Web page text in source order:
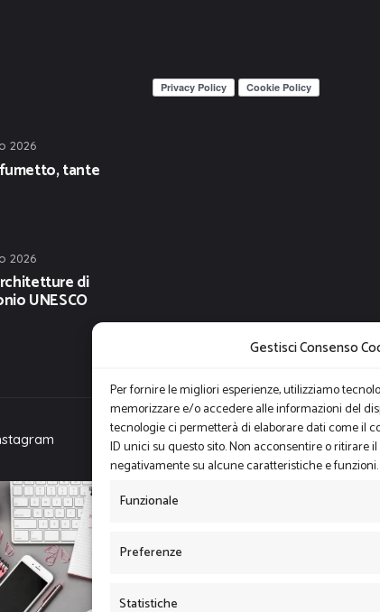
Gestisci Consenso
Per fornire le migliori esperienze, utilizziamo
memorizzare e/o accedere alle informazioni del
tecnologie ci permetterà di elaborare dati come il
ID unici su questo sito. Non acconsentire o ritirare
negativamente su alcune caratteristiche e funzioni.
Funzionale
Preferenze
Statistiche
2026
tante
2026
di
UNESCO